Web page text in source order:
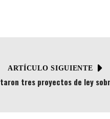
ARTÍCULO SIGUIENTE
tres proyectos de ley